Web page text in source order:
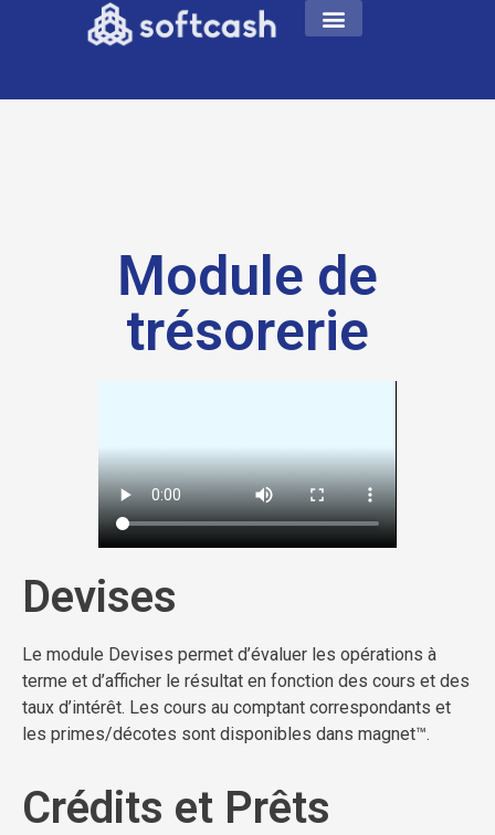
Module de
trésorerie
Devises
Le module Devises permet d’évaluer les opérations à
terme et d’afficher le résultat en fonction des cours et des
taux d’intérêt. Les cours au comptant correspondants et
les primes/décotes sont disponibles dans magnet™.
Crédits et Prêts